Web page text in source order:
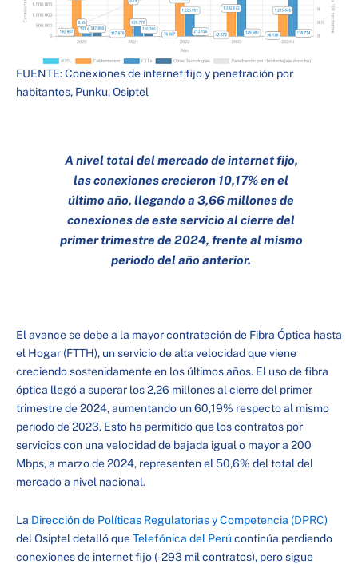
FUENTE: Conexiones de internet fijo y penetración por
habitantes, Punku, Osiptel
A nivel total del mercado de internet fijo,
las conexiones crecieron 10,17% en el
último año, llegando a 3,66 millones de
conexiones de este servicio al cierre del
primer trimestre de 2024, frente al mismo
periodo del año anterior.
El avance se debe a la mayor contratación de Fibra Óptica hasta
el Hogar (FTTH), un servicio de alta velocidad que viene
creciendo sostenidamente en los últimos años. El uso de fibra
óptica llegó a superar los 2,26 millones al cierre del primer
trimestre de 2024, aumentando un 60,19% respecto al mismo
periodo de 2023. Esto ha permitido que los contratos por
servicios con una velocidad de bajada igual o mayor a 200
Mbps, a marzo de 2024, representen el 50,6% del total del
mercado a nivel nacional.
La Dirección de Políticas Regulatorias y Competencia (DPRC)
del Osiptel detalló queTelefónica del Perú continúa perdiendo
conexiones de internet fijo (-293 mil contratos), pero sigue